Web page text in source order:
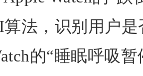
法，识别用户
的“睡眠呼吸